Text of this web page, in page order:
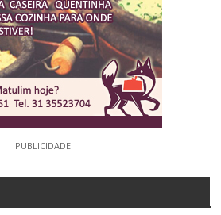
PUBLICIDADE